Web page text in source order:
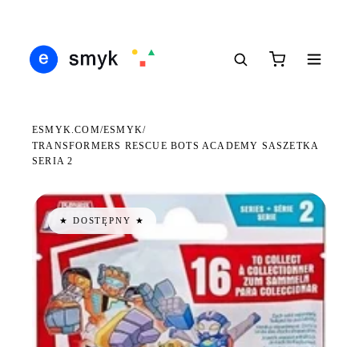
ESMYK.COM/ESMYK/
TRANSFORMERS RESCUE BOTS ACADEMY SASZETKA
SERIA 2
★ DOSTĘPNY ★